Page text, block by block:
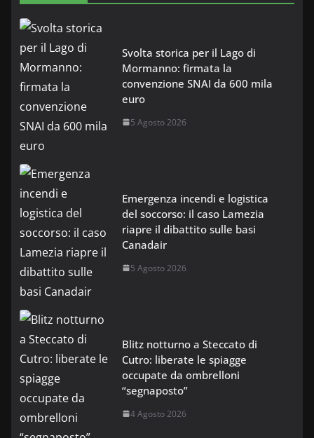
Svolta storica per il Lago di
Mormanno: firmata la
convenzione SNAI da 600 mila
euro
5 Agosto 2026
Emergenza incendi e logistica
del soccorso: il caso Lamezia
riapre il dibattito sulle basi
Canadair
5 Agosto 2026
Blitz notturno a Steccato di
Cutro: liberate le spiagge
occupate da ombrelloni
“segnaposto”
4 Agosto 2026